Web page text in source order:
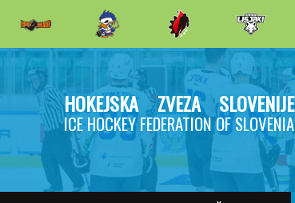
HOKEJSKA ZVEZA SLOVENIJE
ICE HOCKEY FEDERATION OF SLOVENIA